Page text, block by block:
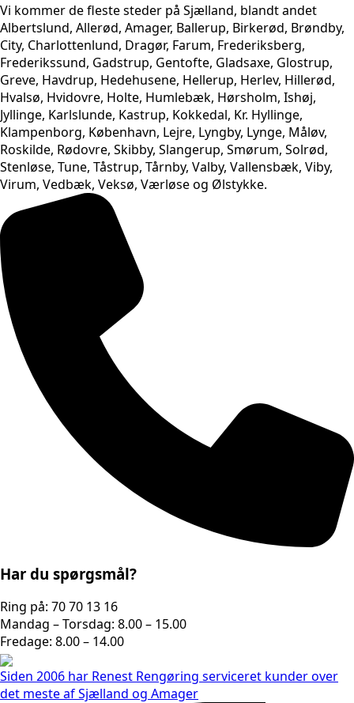
Vi kommer de fleste steder på Sjælland, blandt andet
Albertslund, Allerød, Amager, Ballerup, Birkerød, Brøndby,
City, Charlottenlund, Dragør, Farum, Frederiksberg,
Frederikssund, Gadstrup, Gentofte, Gladsaxe, Glostrup,
Greve, Havdrup, Hedehusene, Hellerup, Herlev, Hillerød,
Hvalsø, Hvidovre, Holte, Humlebæk, Hørsholm, Ishøj,
Jyllinge, Karlslunde, Kastrup, Kokkedal, Kr. Hyllinge,
Klampenborg, København, Lejre, Lyngby, Lynge, Måløv,
Roskilde, Rødovre, Skibby, Slangerup, Smørum, Solrød,
Stenløse, Tune, Tåstrup, Tårnby, Valby, Vallensbæk, Viby,
Virum, Vedbæk, Veksø, Værløse og Ølstykke.
Har du spørgsmål?
Ring på: 70 70 13 16
Mandag – Torsdag: 8.00 – 15.00
Fredage: 8.00 – 14.00
Siden 2006 har Renest Rengøring serviceret kunder over
det meste af Sjælland og Amager